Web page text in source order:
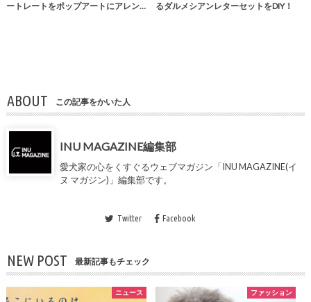
ートレートをポップアートにアレン…
るダルメシアンレターセットをDIY！
ABOUT この記事をかいた人
INU MAGAZINE編集部
愛犬家の心をくすぐるウェブマガジン「INU MAGAZINE(イ
ヌ マガジン)」編集部です。
Twitter Facebook
NEW POST 最新記事もチェック
ニュース ファッション